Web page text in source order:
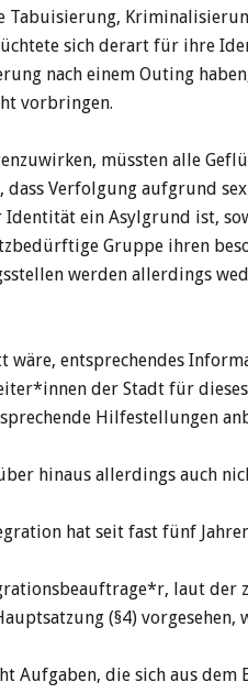
Tabuisierung,
sich derart für ihre
nach einem Outing
vorbringen.
müssten alle
dass Verfolgung aufgrund
Identität ein Asylgrund ist,
Gruppe ihren
werden allerdings
wäre, entsprechendes
der Stadt für
Hilfestellungen
hinaus allerdings auch
hat seit fast fünf
laut der
(§4)
die sich aus dem